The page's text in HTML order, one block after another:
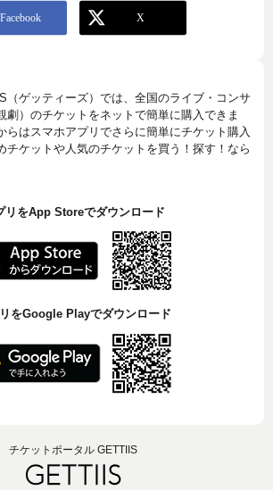
（ゲッティーズ）では、全国のライブ・コンサ
劇）のチケットをネットで簡単に購入できま
らはスマホアプリでさらに簡単にチケット購入
チケットや人気のチケットを買う！探す！なら
リをApp Storeでダウンロード
をGoogle Playでダウンロード
チケットポータル GETTIIS